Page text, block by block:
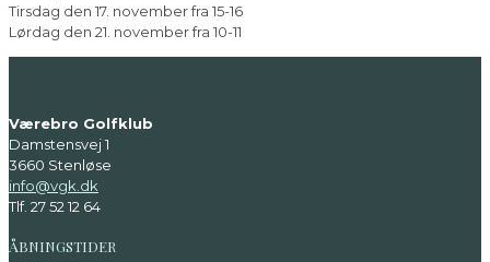
Tirsdag den 17. november fra 15-16
Lørdag den 21. november fra 10-11
Værebro Golfklub
Damstensvej 1
3660 Stenløse
info@vgk.dk
Tlf. 27 52 12 64
ÅBNINGSTIDER